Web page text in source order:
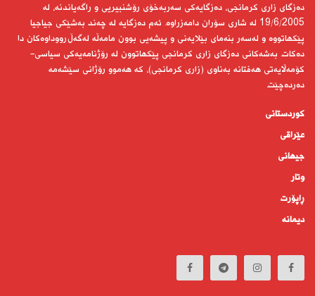
دەزگای زاری كرمانجی، دەزگایەكی سەربەخۆی رۆشنبیریی و راگەیاندنە، لە
19/6/2005 لە شاری سۆران دامەزراوە. ئەم دەزگایە لە چەند بەشێكی جیاجیا
پێكهاتووە و لەسەر بنەمای بێلایەنی و پیشەیی بوون مامەڵە لەگەڵ رووداوەكان دا
دەكات. بەشەكانی دەزگای زاری كرمانجی پێكهاتوون لە رۆژنامەیەكی سیاسی-
كۆمەڵایەتی هەفتانە بەناوی (زاری كرمانجی)، كە هەموو رۆژانی سێشەمە
دەردەچێت.
کوردستانى
عێراقی
جیهانى
وتار
ڕاپۆرت
دیمانە